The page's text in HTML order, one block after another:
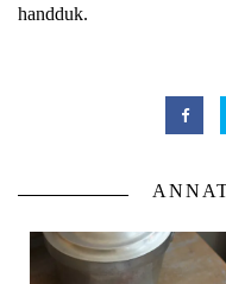
handduk.